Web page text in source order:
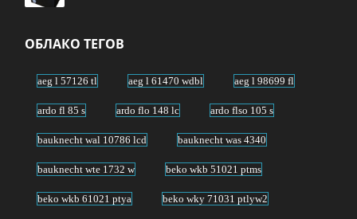
ОБЛАКО ТЕГОВ
aeg l 57126 tl aeg l 61470 wdbl aeg l 98699 fl
ardo fl 85 s ardo flo 148 lc ardo flso 105 s
bauknecht wal 10786 lcd bauknecht was 4340
bauknecht wte 1732 w beko wkb 51021 ptms
beko wkb 61021 ptya beko wky 71031 ptlyw2